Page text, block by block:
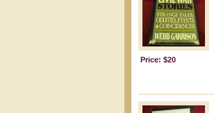
Price: $20